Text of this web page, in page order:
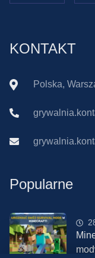
KONTAKT
Polska,
Popularne